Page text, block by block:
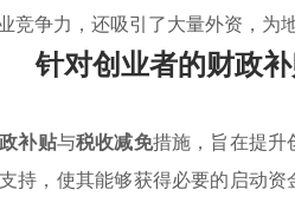
竞争力，还吸引了大量外资，为
针对创业者的财政
补贴与税收减免措施，旨在提升
持，使其能够获得必要的启动